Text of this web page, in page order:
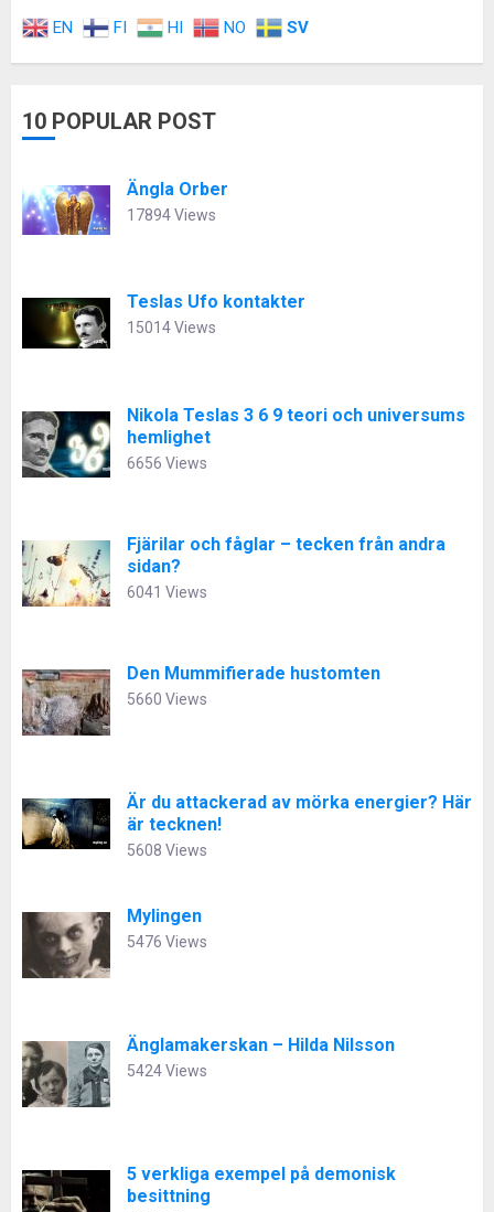
EN FI HI NO SV
10 POPULAR POST
Ängla Orber
17894 Views
Teslas Ufo kontakter
15014 Views
Nikola Teslas 3 6 9 teori och universums
hemlighet
6656 Views
Fjärilar och fåglar – tecken från andra
sidan?
6041 Views
Den Mummifierade hustomten
5660 Views
Är du attackerad av mörka energier? Här
är tecknen!
5608 Views
Mylingen
5476 Views
Änglamakerskan – Hilda Nilsson
5424 Views
5 verkliga exempel på demonisk
besittning